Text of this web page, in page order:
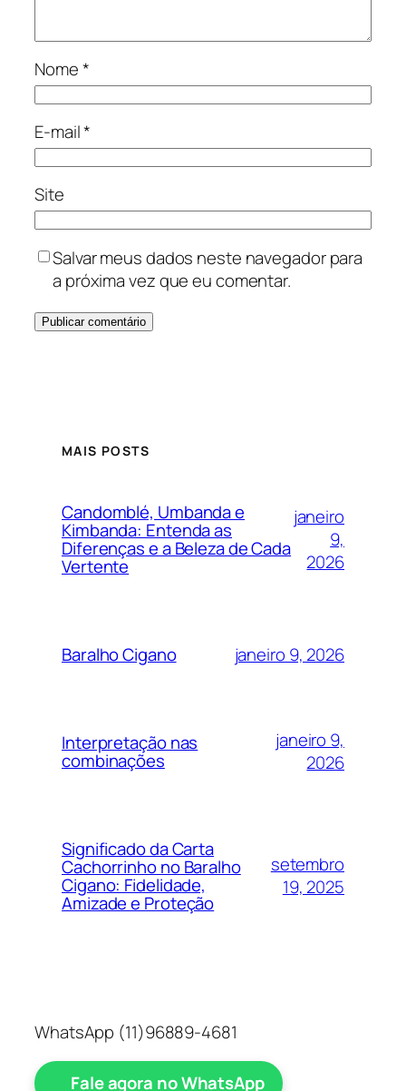
Nome*
E-mail*
Site
Salvar meus dados neste navegador para
a próxima vez que eu comentar.
MAIS POSTS
Candomblé, Umbanda e
Kimbanda: Entenda as
Diferenças e a Beleza de Cada
Vertente
janeiro
9,
2026
Baralho Cigano janeiro 9, 2026
Interpretação nas
combinações
janeiro 9,
2026
Significado da Carta
Cachorrinho no Baralho
Cigano: Fidelidade,
Amizade e Proteção
setembro
19, 2025
WhatsApp (11)96889-4681
Fale agora no WhatsApp